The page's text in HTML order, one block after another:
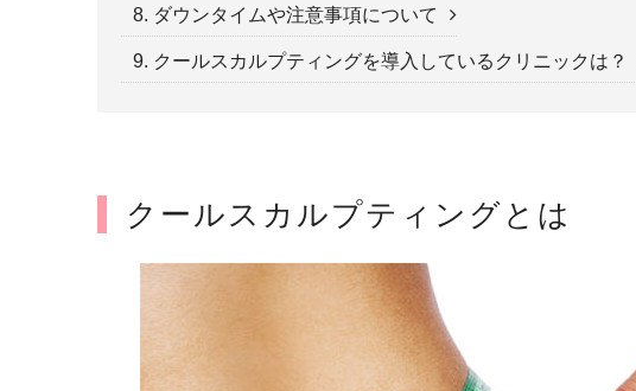
8. ダウンタイムや注意事項について
9. クールスカルプティングを導入しているクリニックは？
クールスカルプティングとは